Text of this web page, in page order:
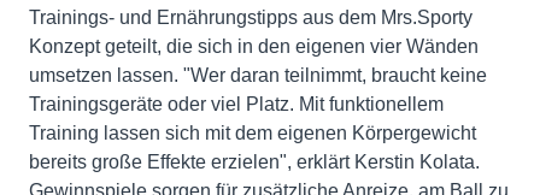
Trainings- und Ernährungstipps aus dem Mrs.Sporty
Konzept geteilt, die sich in den eigenen vier Wänden
umsetzen lassen. "Wer daran teilnimmt, braucht keine
Trainingsgeräte oder viel Platz. Mit funktionellem
Training lassen sich mit dem eigenen Körpergewicht
bereits große Effekte erzielen", erklärt Kerstin Kolata.
Gewinnspiele sorgen für zusätzliche Anreize, am Ball zu